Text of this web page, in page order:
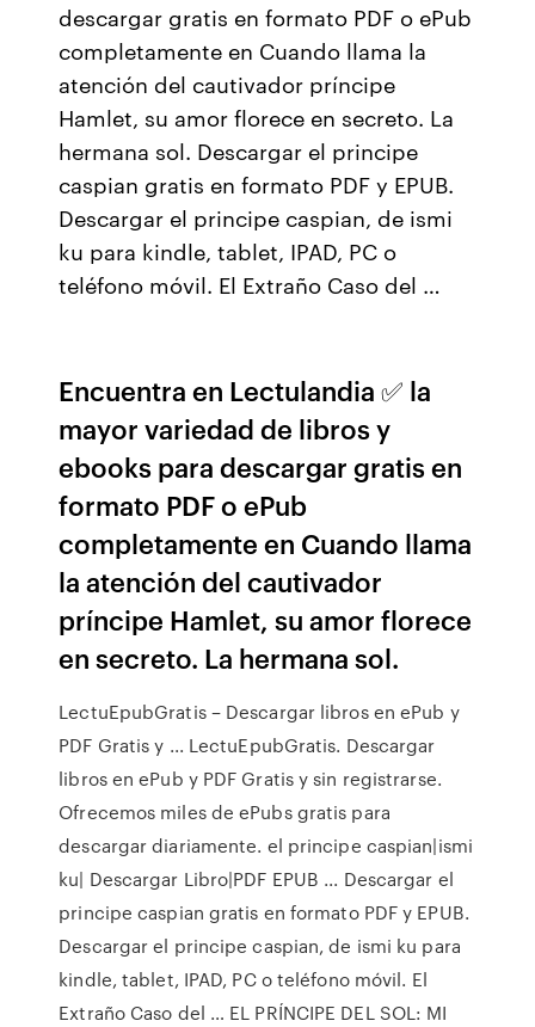
descargar gratis en formato PDF o ePub
completamente en Cuando llama la
atención del cautivador príncipe
Hamlet, su amor florece en secreto. La
hermana sol. Descargar el principe
caspian gratis en formato PDF y EPUB.
Descargar el principe caspian, de ismi
ku para kindle, tablet, IPAD, PC o
teléfono móvil. El Extraño Caso del …
Encuentra en Lectulandia ✅ la
mayor variedad de libros y
ebooks para descargar gratis en
formato PDF o ePub
completamente en Cuando llama
la atención del cautivador
príncipe Hamlet, su amor florece
en secreto. La hermana sol.
LectuEpubGratis – Descargar libros en ePub y
PDF Gratis y ... LectuEpubGratis. Descargar
libros en ePub y PDF Gratis y sin registrarse.
Ofrecemos miles de ePubs gratis para
descargar diariamente. el principe caspian|ismi
ku| Descargar Libro|PDF EPUB ... Descargar el
principe caspian gratis en formato PDF y EPUB.
Descargar el principe caspian, de ismi ku para
kindle, tablet, IPAD, PC o teléfono móvil. El
Extraño Caso del … EL PRÍNCIPE DEL SOL: MI